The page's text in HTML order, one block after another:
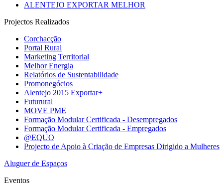
ALENTEJO EXPORTAR MELHOR
Projectos Realizados
Corchacção
Portal Rural
Marketing Territorial
Melhor Energia
Relatórios de Sustentabilidade
Promonegócios
Alentejo 2015 Exportar+
Futurural
MOVE PME
Formação Modular Certificada - Desempregados
Formação Modular Certificada - Empregados
@EQUO
Projecto de Apoio à Criação de Empresas Dirigido a Mulheres
Aluguer de Espaços
Eventos